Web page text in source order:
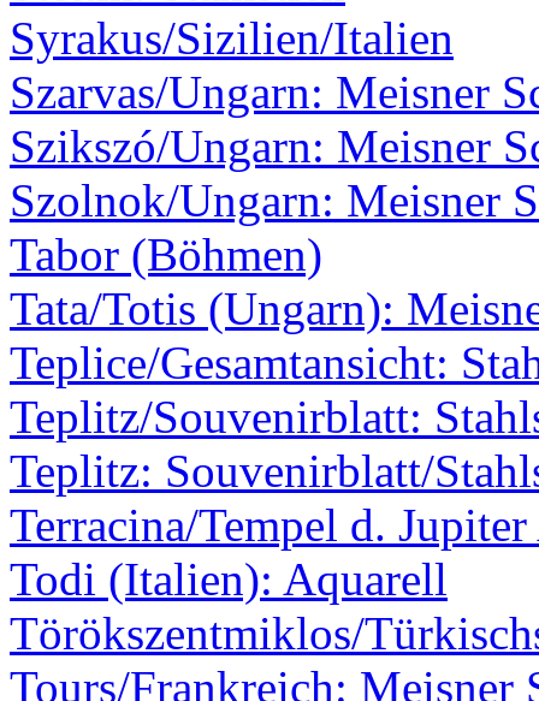
Syrakus/Sizilien/Italien
Szarvas/Ungarn: Meisner
Szikszó/Ungarn: Meisner
Szolnok/Ungarn: Meisner
Tabor (Böhmen)
Tata/Totis (Ungarn):
Teplice/Gesamtansicht:
Teplitz/Souvenirblatt:
Teplitz: Souvenirblatt/
Terracina/Tempel d.
Todi (Italien): Aquarell
Törökszentmiklos/
Tours/Frankreich: Meisner